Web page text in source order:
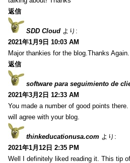
返信
SDD Cloud より:
2021年1月9日 10:03 AM
Major thankies for the blog.Thanks Again.
返信
software para seguimiento de
2021年3月2日 12:33 AM
You made a number of good points
will agree with your blog.
thinkeducationusa.com より:
2021年1月12日 2:35 PM
Well I definitely liked reading it. This tip